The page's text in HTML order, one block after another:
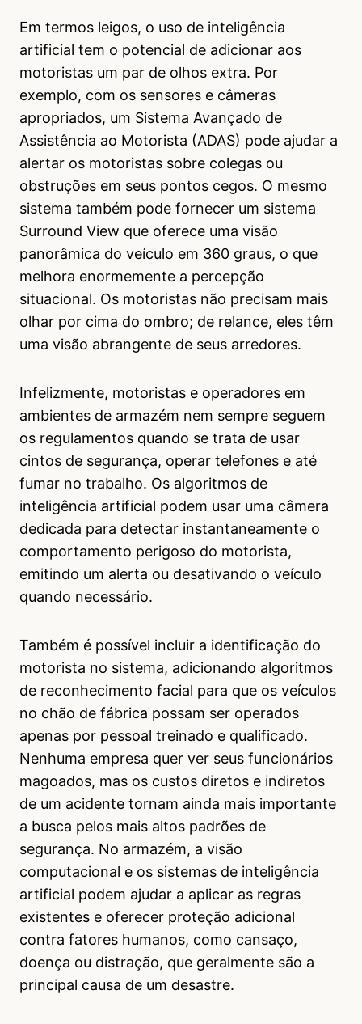
Em termos leigos, o uso de inteligência
artificial tem o potencial de adicionar aos
motoristas um par de olhos extra. Por
exemplo, com os sensores e câmeras
apropriados, um Sistema Avançado de
Assistência ao Motorista (ADAS) pode ajudar a
alertar os motoristas sobre colegas ou
obstruções em seus pontos cegos. O mesmo
sistema também pode fornecer um sistema
Surround View que oferece uma visão
panorâmica do veículo em 360 graus, o que
melhora enormemente a percepção
situacional. Os motoristas não precisam mais
olhar por cima do ombro; de relance, eles têm
uma visão abrangente de seus arredores.
Infelizmente, motoristas e operadores em
ambientes de armazém nem sempre seguem
os regulamentos quando se trata de usar
cintos de segurança, operar telefones e até
fumar no trabalho. Os algoritmos de
inteligência artificial podem usar uma câmera
dedicada para detectar instantaneamente o
comportamento perigoso do motorista,
emitindo um alerta ou desativando o veículo
quando necessário.
Também é possível incluir a identificação do
motorista no sistema, adicionando algoritmos
de reconhecimento facial para que os veículos
no chão de fábrica possam ser operados
apenas por pessoal treinado e qualificado.
Nenhuma empresa quer ver seus funcionários
magoados, mas os custos diretos e indiretos
de um acidente tornam ainda mais importante
a busca pelos mais altos padrões de
segurança. No armazém, a visão
computacional e os sistemas de inteligência
artificial podem ajudar a aplicar as regras
existentes e oferecer proteção adicional
contra fatores humanos, como cansaço,
doença ou distração, que geralmente são a
principal causa de um desastre.